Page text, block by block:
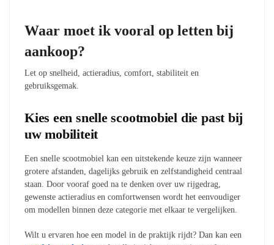
Waar moet ik vooral op letten bij
aankoop?
Let op snelheid, actieradius, comfort, stabiliteit en
gebruiksgemak.
Kies een snelle scootmobiel die past bij
uw mobiliteit
Een snelle scootmobiel kan een uitstekende keuze zijn wanneer
grotere afstanden, dagelijks gebruik en zelfstandigheid centraal
staan. Door vooraf goed na te denken over uw rijgedrag,
gewenste actieradius en comfortwensen wordt het eenvoudiger
om modellen binnen deze categorie met elkaar te vergelijken.
Wilt u ervaren hoe een model in de praktijk rijdt? Dan kan een